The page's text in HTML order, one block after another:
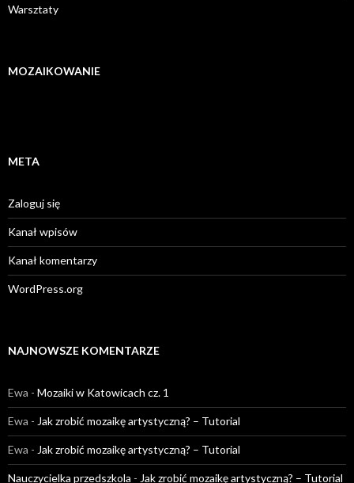
Warsztaty
MOZAIKOWANIE
META
Zaloguj się
Kanał wpisów
Kanał komentarzy
WordPress.org
NAJNOWSZE KOMENTARZE
Ewa - Mozaiki w Katowicach cz. 1
Ewa - Jak zrobić mozaikę artystyczną? – Tutorial
Ewa - Jak zrobić mozaikę artystyczną? – Tutorial
Nauczycielka przedszkola - Jak zrobić mozaikę artystyczną? – Tutorial